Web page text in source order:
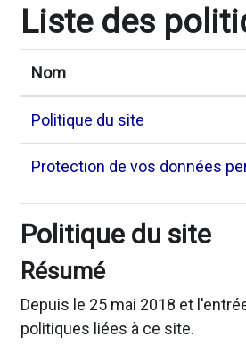
Liste des
Nom
Politique du site
Protection de vos données
Politique du site
Résumé
Depuis le 25 mai 2018 et
politiques liées à ce site.